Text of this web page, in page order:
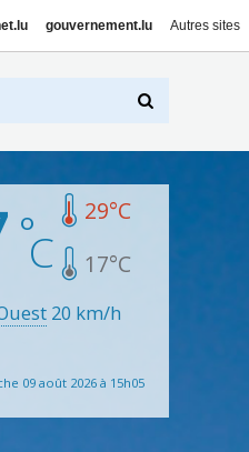
gouvernement.lu Autres sites
29°C
17°C
20 km/h
09 août 2026 à 15h05